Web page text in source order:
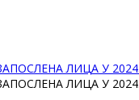
ЛИЦА У
ЛИЦА У